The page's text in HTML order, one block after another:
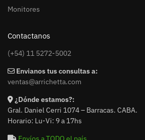
Monitores
Contactanos
(+54) 11 5272-5002
Envianos tus consultas a:
ventas@arrichetta.com
¿Dónde estamos?:
Gral. Daniel Cerri 1074 – Barracas. CABA.
Horario: Lu-Vi: 9 a 17hs